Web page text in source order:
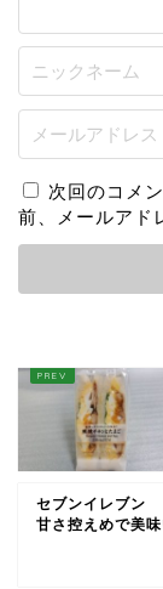
次回のコメ
前、メールアド
セブンイレブン
甘さ控えめで美味